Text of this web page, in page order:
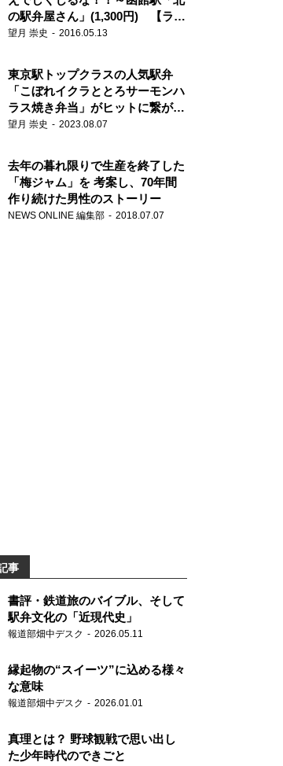
の駅弁屋さん」(1,300円) 【ライ
ター望月の駅弁膝栗毛】
望月 崇史 2016.05.13
東京駅トップクラスの人気駅弁
「こぼれイクラととろサーモンハ
ラス焼き弁当」がヒットに繋がっ
た理由
望月 崇史 2023.08.07
去年の暮れ限りで生産を終了した
「梅ジャム」を 考案し、70年間
作り続けた男性のストーリー
NEWS ONLINE 編集部 2018.07.07
事
書評・鉄道旅のバイブル、そして
駅弁文化の「近現代史」
報道部畑中デスク 2026.05.11
縁起物の“スイーツ”に込める様々
な意味
報道部畑中デスク 2026.01.01
真理とは？ 野球観戦で思い出し
た少年時代のできごと